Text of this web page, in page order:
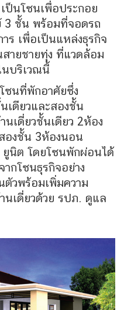
ป็นโซนเพื่อประกอย
3 ชั้น พร้อมที่จอดรถ
าร เพื่อเป็นแหล่งธุรกิจ
ายชายทุ่ง ที่แวดล้อม
บริเวณนี้
ซนที่พักอาศัยซึ่ง
เดียวและสองชั้น
เดี่ยวชั้นเดียว 2ห้อง
องชั้น 3ห้องนอน
ยูนิต โดยโซนพักผ่อนได้
กโซนธุรกิจอย่าง
ตัวพร้อมเพิ่มความ
เดี่ยวด้วย รปภ. ดูแล